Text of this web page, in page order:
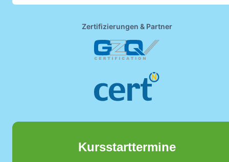
Zertifizierungen & Partner
Kursstarttermine